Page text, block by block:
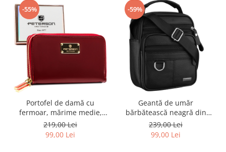
-55%
Portofel de damă cu
fermoar, mărime medie,
roșu, din piele ecologică
lăcuită - Peterson PTR-PTN
007-BC-7274
219,00 Lei
99,00 Lei
-59%
Geantă de umăr
bărbătească neagră din
piele naturală, cu un singur
compartiment - Rovicky
PTR-R-ST7-03-7595-BLACK
239,00 Lei
99,00 Lei